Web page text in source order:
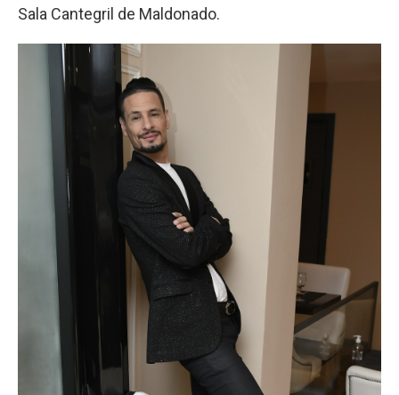
Sala Cantegril de Maldonado.